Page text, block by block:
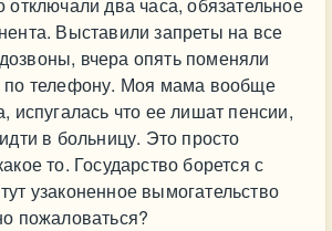
Выставили запреты на все
вчера опять поменяли
по телефону. Моя мама вообще
испугалась что ее лишат пенсии,
в больницу. Это просто
то. Государство борется с
узаконенное вымогательство
пожаловаться?